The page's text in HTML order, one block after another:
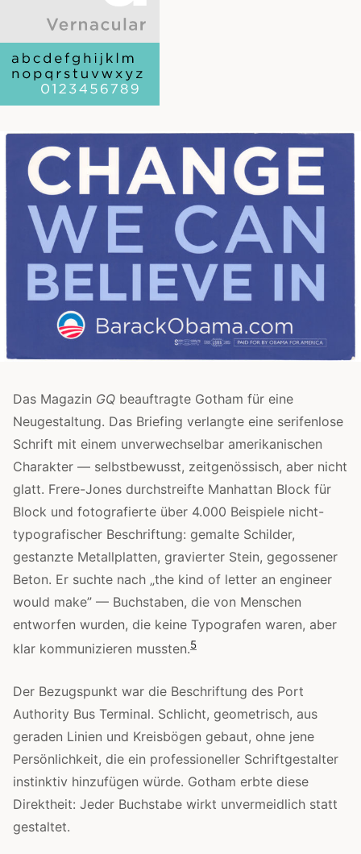
Das Magazin GQ beauftragte Gotham für eine
Neugestaltung. Das Briefing verlangte eine serifenlose
Schrift mit einem unverwechselbar amerikanischen
Charakter — selbstbewusst, zeitgenössisch, aber nicht
glatt. Frere-Jones durchstreifte Manhattan Block für
Block und fotografierte über 4.000 Beispiele nicht-
typografischer Beschriftung: gemalte Schilder,
gestanzte Metallplatten, gravierter Stein, gegossener
Beton. Er suchte nach „the kind of letter an engineer
would make” — Buchstaben, die von Menschen
entworfen wurden, die keine Typografen waren, aber
klar kommunizieren mussten.5
Der Bezugspunkt war die Beschriftung des Port
Authority Bus Terminal. Schlicht, geometrisch, aus
geraden Linien und Kreisbögen gebaut, ohne jene
Persönlichkeit, die ein professioneller Schriftgestalter
instinktiv hinzufügen würde. Gotham erbte diese
Direktheit: Jeder Buchstabe wirkt unvermeidlich statt
gestaltet.